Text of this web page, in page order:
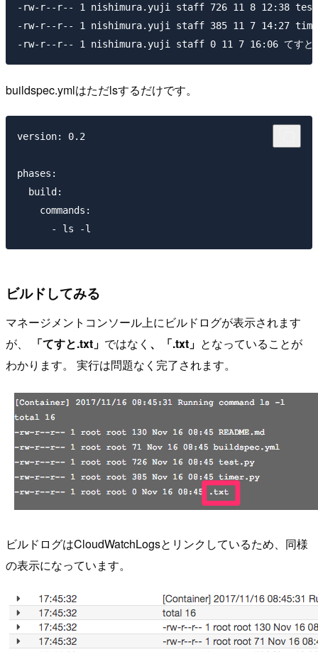
-rw-r--r-- 1 nishimura.yuji staff 726 11 8 12:38
-rw-r--r-- 1 nishimura.yuji staff 385 11 7 14:27
buildspec.ymlはただlsするだけです。
version: 0.2
phases:
  build:
    commands:
ビルドしてみる
マネージメントコンソール上にビルドログが表示されます
が、
「てすと.txt」 ではなく 、「.txt」 となっていることが
わかります。 実行は問題なく完了されます。
ビルドログはCloudWatchLogsとリンクしているため、同様
の表示になっています。